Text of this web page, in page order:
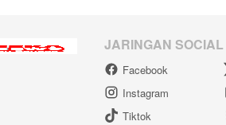
JARINGAN SOCIAL
Facebook
Instagram
Tiktok